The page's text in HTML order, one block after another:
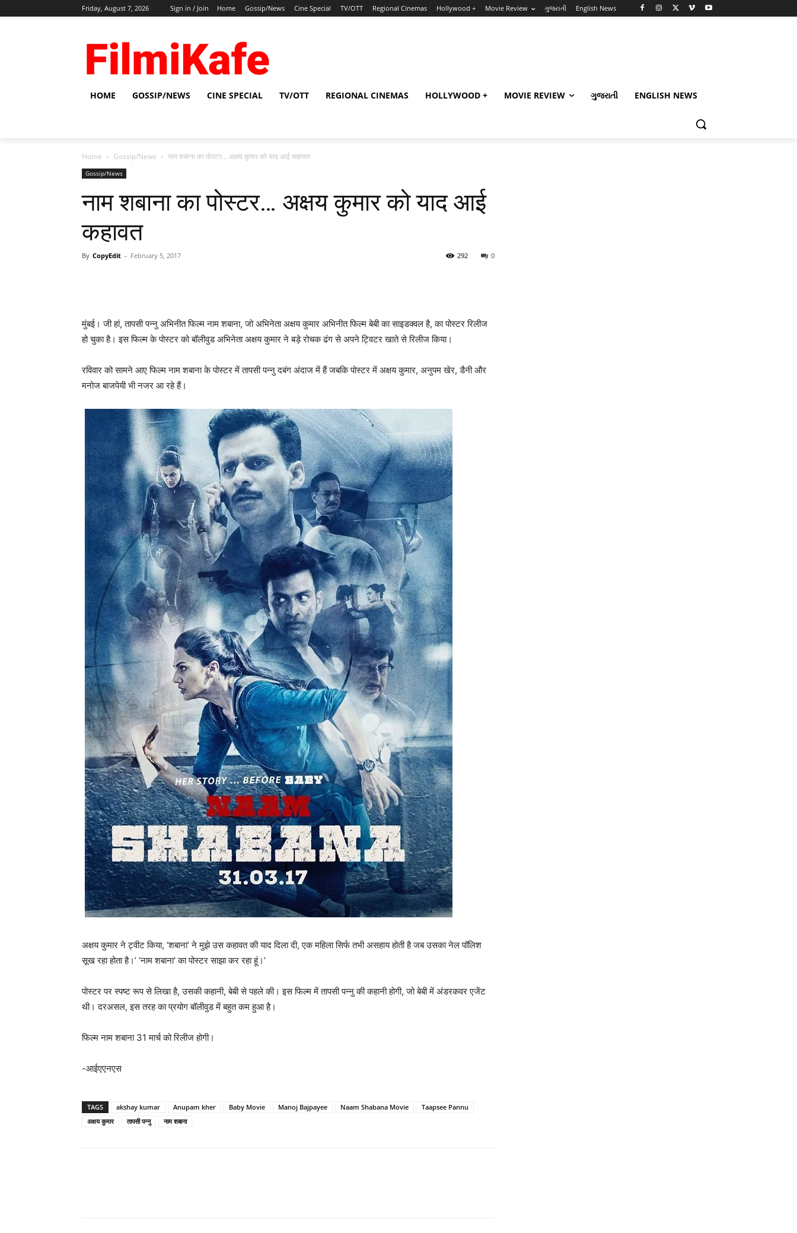
Friday, August 7, 2026 Sign in / Join Home Gossip/News Cine Special TV/OTT Regional Cinemas Hollywood + Movie Review ગુજરાતી English News
HOME GOSSIP/NEWS CINE SPECIAL TV/OTT REGIONAL CINEMAS HOLLYWOOD + MOVIE REVIEW ગુજરાતી ENGLISH NEWS
Home Gossip/News नाम शबाना का पोस्‍टर… अक्षय कुमार को याद आई कहावत
Gossip/News
नाम शबाना का पोस्‍टर… अक्षय कुमार को याद आई
कहावत
By CopyEdit - February 5, 2017 0
292
मुंबई। जी हां, तापसी पन्‍नु अभिनीत फिल्‍म नाम शबाना, जो अभिनेता अक्षय कुमार अभिनीत फिल्‍म बेबी का साइडक्‍वल है, का पोस्‍टर रिलीज
हो चुका है। इस फिल्‍म के पोस्‍टर को बॉलीवुड अभिनेता अक्षय कुमार ने बड़े रोचक ढंग से अपने ट्विटर खाते से रिलीज किया।
रविवार को सामने आए फिल्‍म नाम शबाना के पोस्‍टर में तापसी पन्‍नु दबंग अंदाज में हैं जबकि पोस्‍टर में अक्षय कुमार, अनुपम खेर, डैनी और
मनोज बाजपेयी भी नजर आ रहे हैं।
अक्षय कुमार ने ट्वीट किया, ‘शबाना’ ने मुझे उस कहावत की याद दिला दी, एक महिला सिर्फ तभी असहाय होती है जब उसका नेल पॉलिश
सूख रहा होता है।’ ‘नाम शबाना’ का पोस्टर साझा कर रहा हूं।’
पोस्‍टर पर स्‍पष्‍ट रूप से लिखा है, उसकी कहानी, बेबी से पहले की। इस फिल्‍म में तापसी पन्‍नु की कहानी होगी, जो बेबी में अंडरकवर एजेंट
थी। दरअसल, इस तरह का प्रयोग बॉलीवुड में बहुत कम हुआ है।
फिल्‍म नाम शबाना 31 मार्च को रिलीज होगी।
-आईएएनएस
TAGS akshay kumar Anupam kher Baby Movie Manoj Bajpayee Naam Shabana Movie
Taapsee Pannu
अक्षय कुमार
तापसी पन्‍नु नाम शबाना